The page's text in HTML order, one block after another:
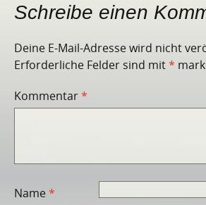
Schreibe einen
Deine E-Mail-Adresse wird nicht
Erforderliche Felder sind mit*
Kommentar*
Name*